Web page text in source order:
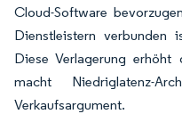
Cloud-Software
Dienstleistern verbunden
Diese Verlagerung erhöht
macht Niedriglatenz-
Verkaufsargument.